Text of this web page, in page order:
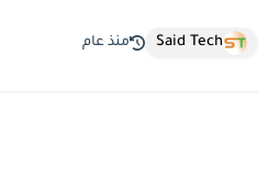
Said Tech منذ عام